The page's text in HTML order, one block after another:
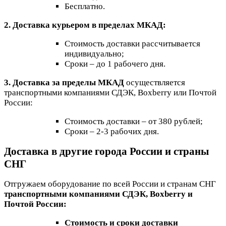
Бесплатно.
2. Доставка курьером в пределах МКАД:
Стоимость доставки рассчитывается
индивидуально;
Сроки – до 1 рабочего дня.
3. Доставка за пределы МКАД осуществляется
транспортными компаниями СДЭК, Boxberry или Почтой
России:
Стоимость доставки – от 380 рублей;
Сроки – 2-3 рабочих дня.
Доставка в другие города России и страны
СНГ
Отгружаем оборудование по всей России и странам СНГ
транспортными компаниями СДЭК, Boxberry и
Почтой России:
Стоимость и сроки доставки